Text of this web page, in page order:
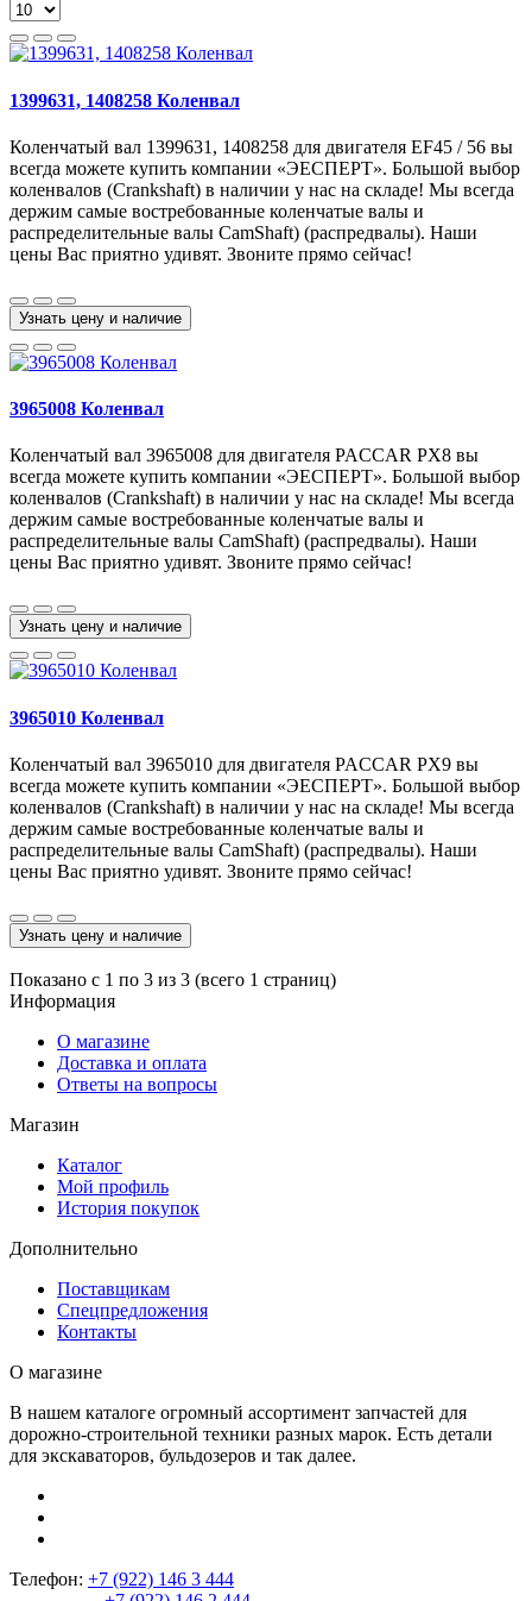
1399631, 1408258 Коленвал
Коленчатый вал 1399631, 1408258 для двигателя EF45 / 56 вы
всегда можете купить компании «ЭЕСПЕРТ». Большой выбор
коленвалов (Crankshaft) в наличии у нас на складе! Мы всегда
держим самые востребованные коленчатые валы и
распределительные валы CamShaft) (распредвалы). Наши
цены Вас приятно удивят. Звоните прямо сейчас!
Узнать цену и наличие
3965008 Коленвал
Коленчатый вал 3965008 для двигателя PACCAR PX8 вы
всегда можете купить компании «ЭЕСПЕРТ». Большой выбор
коленвалов (Crankshaft) в наличии у нас на складе! Мы всегда
держим самые востребованные коленчатые валы и
распределительные валы CamShaft) (распредвалы). Наши
цены Вас приятно удивят. Звоните прямо сейчас!
Узнать цену и наличие
3965010 Коленвал
Коленчатый вал 3965010 для двигателя PACCAR PX9 вы
всегда можете купить компании «ЭЕСПЕРТ». Большой выбор
коленвалов (Crankshaft) в наличии у нас на складе! Мы всегда
держим самые востребованные коленчатые валы и
распределительные валы CamShaft) (распредвалы). Наши
цены Вас приятно удивят. Звоните прямо сейчас!
Узнать цену и наличие
Показано с 1 по 3 из 3 (всего 1 страниц)
Информация
О магазине
Доставка и оплата
Ответы на вопросы
Магазин
Каталог
Мой профиль
История покупок
Дополнительно
Поставщикам
Спецпредложения
Контакты
О магазине
В нашем каталоге огромный ассортимент запчастей для
дорожно-строительной техники разных марок. Есть детали
для экскаваторов, бульдозеров и так далее.
Телефон: +7 (922) 146 3 444